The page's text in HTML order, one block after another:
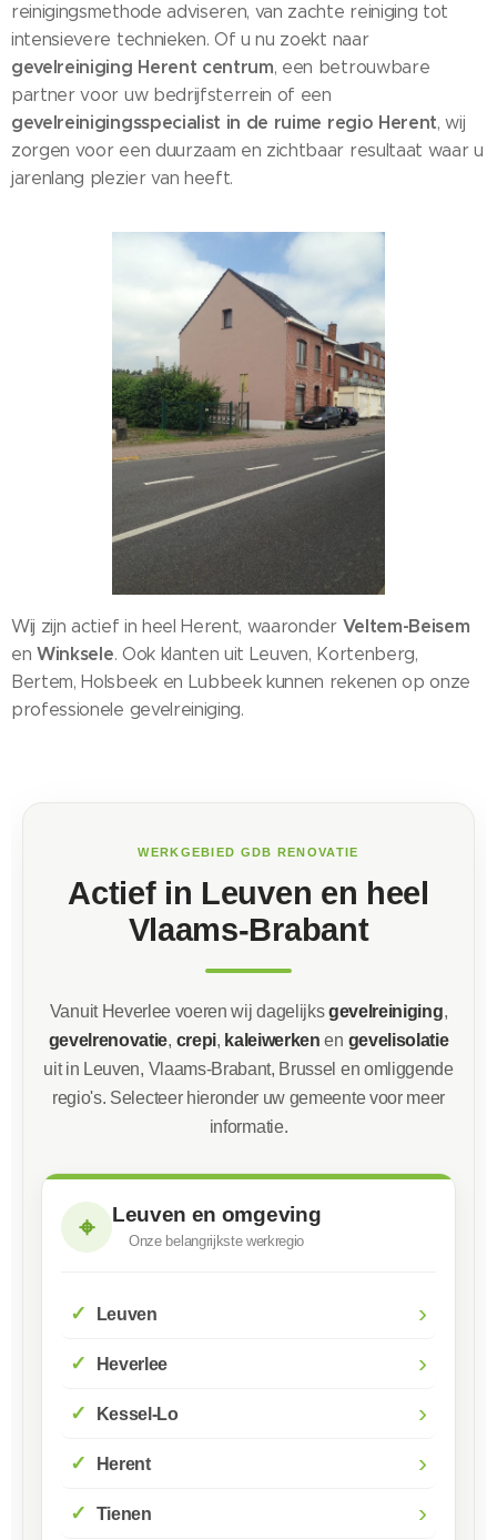
reinigingsmethode adviseren, van zachte reiniging tot
intensievere technieken. Of u nu zoekt naar
gevelreiniging Herent centrum, een betrouwbare
partner voor uw bedrijfsterrein of een
gevelreinigingsspecialist in de ruime regio Herent, wij
zorgen voor een duurzaam en zichtbaar resultaat waar u
jarenlang plezier van heeft.
Wij zijn actief in heel Herent, waaronder Veltem-Beisem
enWinksele. Ook klanten uit Leuven, Kortenberg,
Bertem, Holsbeek en Lubbeek kunnen rekenen op onze
professionele gevelreiniging.
WERKGEBIED GDB RENOVATIE
Actief in Leuven en heel
Vlaams-Brabant
Vanuit Heverlee voeren wij dagelijksgevelreiniging,
gevelrenovatie, crepi, kaleiwerken en gevelisolatie
uit in Leuven, Vlaams-Brabant, Brussel en omliggende
regio's. Selecteer hieronder uw gemeente voor meer
informatie.
⌖ Leuven en omgeving
Onze belangrijkste werkregio
Leuven ›
Heverlee ›
Kessel-Lo ›
Herent ›
Tienen ›